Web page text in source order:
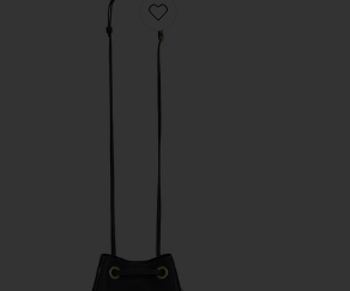
Favorite СУМКА-МЕШОК JADE